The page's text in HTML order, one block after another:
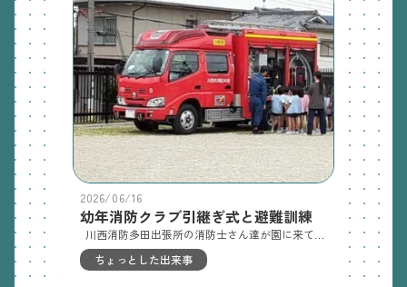
2026/06/16
幼年消防クラブ引継ぎ式と避難訓練
ちょっとした出来事